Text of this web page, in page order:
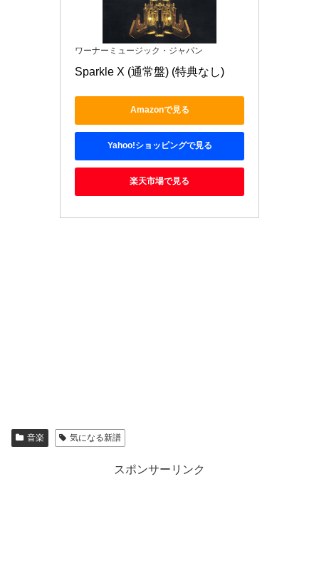
ワーナーミュージック・ジャパン
Sparkle X (通常盤) (特典なし)
Amazonで見る
Yahoo!ショッピングで見る
楽天市場で見る
音楽 気になる新譜
スポンサーリンク